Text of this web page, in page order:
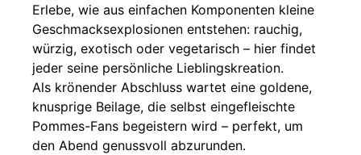
Erlebe, wie aus einfachen Komponenten kleine
Geschmacksexplosionen entstehen: rauchig,
würzig, exotisch oder vegetarisch – hier findet
jeder seine persönliche Lieblingskreation.
Als krönender Abschluss wartet eine goldene,
knusprige Beilage, die selbst eingefleischte
Pommes-Fans begeistern wird – perfekt, um
den Abend genussvoll abzurunden.